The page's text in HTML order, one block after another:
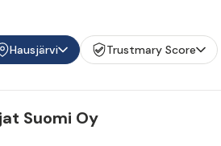
Hausjärvi Trustmary Score
Suomi Oy